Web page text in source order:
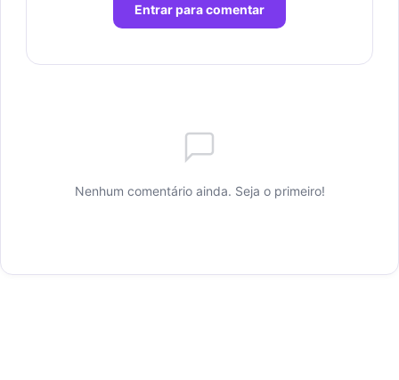
Entrar para comentar
Nenhum comentário ainda. Seja o primeiro!